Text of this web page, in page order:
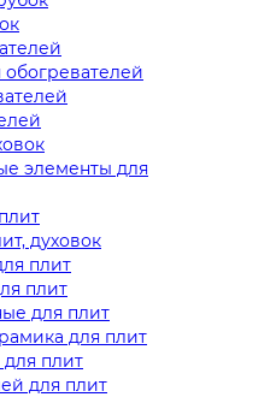
элементы для
духовок
плит
плит
для плит
для плит
плит
для плит